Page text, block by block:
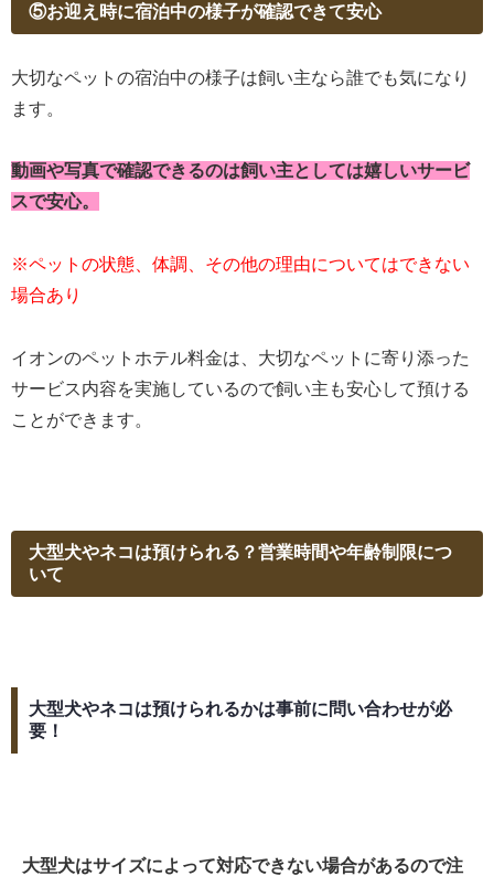
⑤お迎え時に宿泊中の様子が確認できて安心
大切なペットの宿泊中の様子は飼い主なら誰でも気になり
ます。
動画や写真で確認できるのは飼い主としては嬉しいサービ
スで安心。
※ペットの状態、体調、その他の理由についてはできない
場合あり
イオンのペットホテル料金は、大切なペットに寄り添った
サービス内容を実施しているので飼い主も安心して預ける
ことができます。
大型犬やネコは預けられる？営業時間や年齢制限につ
いて
大型犬やネコは預けられるかは事前に問い合わせが必
要！
大型犬はサイズによって対応できない場合があるので注